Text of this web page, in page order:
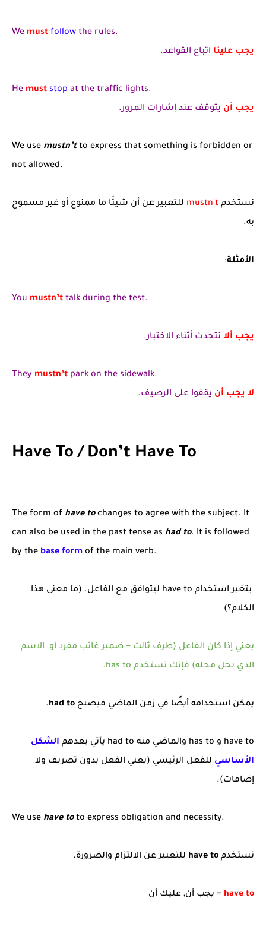
We must follow the rules.
يجب علينا اتباع القواعد.
He must stop at the traffic lights.
يجب أن يتوقف عند إشارات المرور.
We use mustn’tto express that something is forbidden or
not allowed.
نستخدم mustn't للتعبير عن أن شيئًا ما ممنوع أو غير مسموح
به.
الأمثلة:
You mustn’t talk during the test.
يجب ألا تتحدث أثناء الاختبار.
They mustn’t park on the sidewalk.
لا يجب أن يقفوا على الرصيف.
Have To / Don’t Have To
The form of have tochanges to agree with the subject. It
can also be used in the past tense as had to. It is followed
by the base form of the main verb.
يتغير استخدام have to ليتوافق مع الفاعل. (ما معنى هذا
الكلام؟)
يعني إذا كان الفاعل (طرف ثالث = ضمير غائب مفرد أو الاسم
الذي يحل محله) فإنك تستخدم has to.
يمكن استخدامه أيضًا في زمن الماضي فيصبح had to
.
have to و has to والماضي منه had to يأتي بعدهم
الشكل
الأساسي للفعل الرئيسي (يعني الفعل بدون تصريف ولا
إضافات).
We use have toto express obligation and necessity.
نستخدم have to للتعبير عن الالتزام والضرورة.
have to = يجب أن, عليك أن